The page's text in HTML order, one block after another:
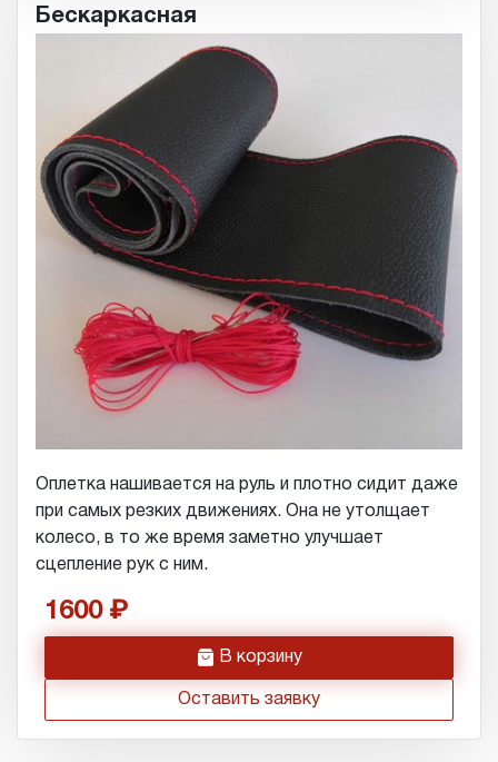
Бескаркасная
Оплетка нашивается на руль и плотно сидит даже
при самых резких движениях. Она не утолщает
колесо, в то же время заметно улучшает
сцепление рук с ним.
1600
h В корзину
Оставить заявку